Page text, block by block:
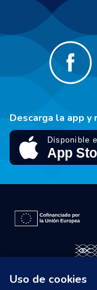
Descarga la app
Uso de cookies